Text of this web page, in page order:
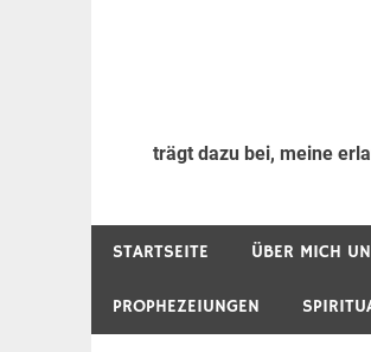
trägt dazu bei, meine
STARTSEITE ÜBER MICH
PROPHEZEIUNGEN